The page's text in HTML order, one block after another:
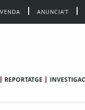
ANUNCIA’T
REPORTATGE